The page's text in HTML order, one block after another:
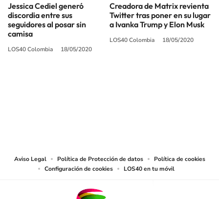
Jessica Cediel generó
discordia entre sus
seguidores al posar sin
camisa
LOS40 Colombia 18/05/2020
Creadora de Matrix revienta
Twitter tras poner en su lugar
a Ivanka Trump y Elon Musk
LOS40 Colombia 18/05/2020
Aviso Legal Política de Protección de datos
Política de cookies
Configuración de cookies
LOS40 en tu móvil